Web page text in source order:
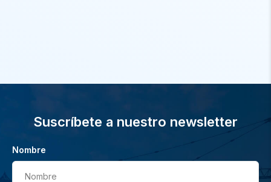
Suscríbete a nuestro newsletter
Nombre
Nombre